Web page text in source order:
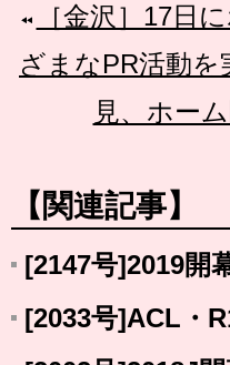
［金沢］17日
ざまなPR活動を
見、ホー
【関連記事】
[2147号]2019開
[2033号]ACL・